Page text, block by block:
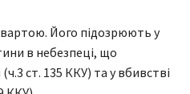
Його підозрюють у
в небезпеці, що
ст. 135 ККУ) та у вбивстві